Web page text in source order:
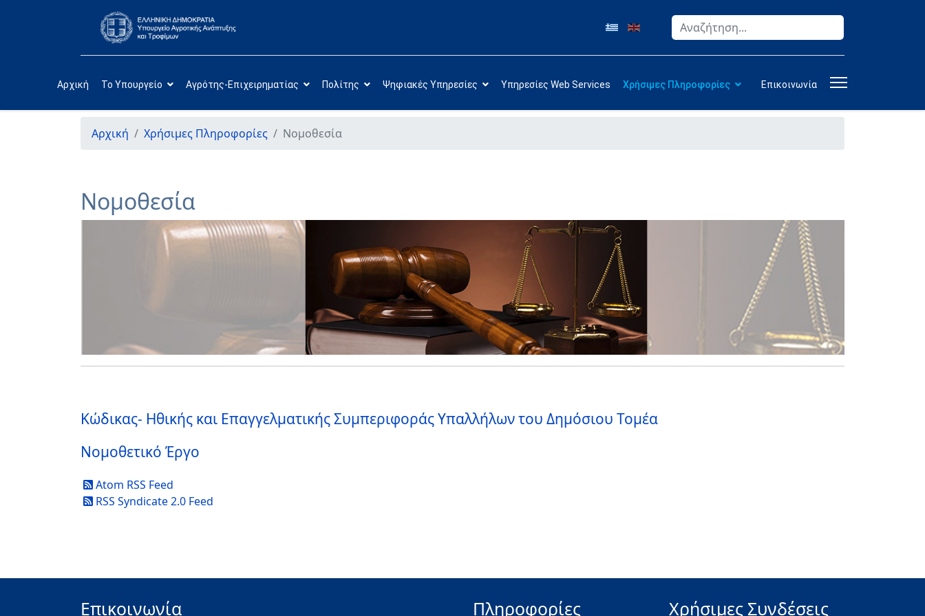
Αναζήτηση
Αρχική Το Υπουργείο Αγρότης-Επιχειρηματίας Πολίτης Ψηφιακές Υπηρεσίες Υπηρεσίες Web Services Χρήσιμες Πληροφορίες Επικοινωνία
Αρχική Χρήσιμες Πληροφορίες Νομοθεσία
Νομοθεσία
Κώδικας- Ηθικής και Επαγγελματικής Συμπεριφοράς Υπαλλήλων του Δημόσιου Τομέα
Νομοθετικό Έργο
Atom RSS Feed
RSS Syndicate 2.0 Feed
Επικοινωνία Πληροφορίες Χρήσιμες Συνδέσεις